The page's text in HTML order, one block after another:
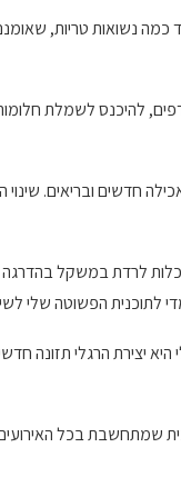
נשואות טריות,
להיכנס לשמלת
חדשים ובריאים. שינוי
לרדת במשקל בהדרגה
הפשוטה שלי
הרגלי תזונה
שמתחשבת בכל